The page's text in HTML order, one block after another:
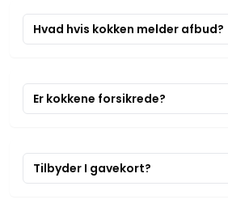
Hvad hvis kokken melder afbud?
Er kokkene forsikrede?
Tilbyder I gavekort?